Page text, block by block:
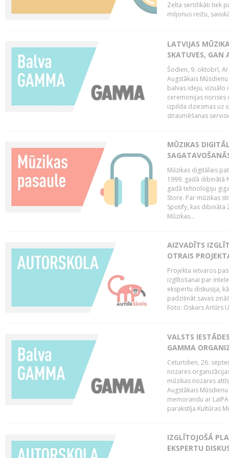
Zelta sertifikāti tiek
miljonus reižu,
LATVIJAS
SKATUVES, GAN
Šodien, 9. oktobrī,
Augstākais
balvas ideju,
ceremonijas norises
izpilda dziesmas uz
straumēšanas
MŪZIKAS
Mūzikas digitālais
1999. gadā dibinātā
gadā tehnoloģiju
Store. Par mūzikas
Spotify, kas dibināta
Mūzikas...
AIZVADĪTS
OTRAIS
Projekta ietvaros
izglītošanai par
ekspertu diskusija,
padziļināt savas
Foto: Oskars Artūrs
VALSTS
GAMMA
Ceturtdien, 26.
nozares
mūzikas nozares
Augstākais
memorandu ar
parakstīja Kultūras
IZGLĪTOJOŠĀ
EKSPERTU